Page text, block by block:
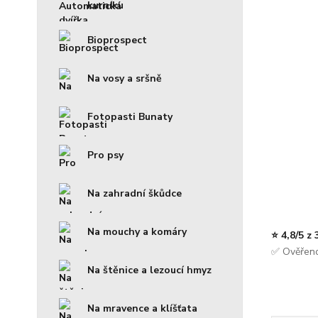
kurníku
Bioprospect
Na vosy a sršně
Fotopasti Bunaty
Pro psy
Na zahradní škůdce
Na mouchy a komáry
Na štěnice a lezoucí hmyz
Na mravence a klíšťata
⭐ 4,8/5
✅